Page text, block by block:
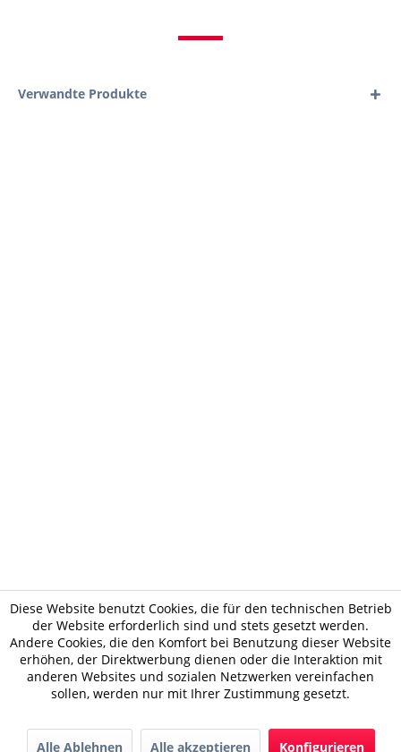
Verwandte Produkte
Diese Website benutzt Cookies, die für den technischen Betrieb
der Website erforderlich sind und stets gesetzt werden.
Andere Cookies, die den Komfort bei Benutzung dieser Website
erhöhen, der Direktwerbung dienen oder die Interaktion mit
anderen Websites und sozialen Netzwerken vereinfachen
sollen, werden nur mit Ihrer Zustimmung gesetzt.
Alle Ablehnen Alle akzeptieren Konfigurieren